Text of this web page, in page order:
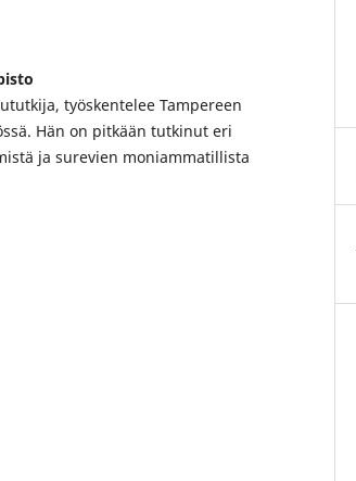
työskentelee Tampereen
Hän on pitkään tutkinut eri
ja surevien moniammatillista